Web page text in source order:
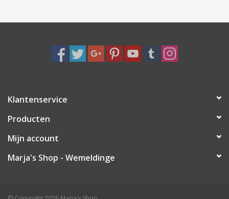
Boeken
Speelgoed & hobby
Cadeau & feest
Contact/Locatie
Klantenservice
Producten
Mijn account
Marja's Shop - Wemeldinge